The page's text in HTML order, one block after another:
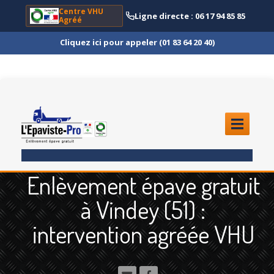
Centre VHU
Agréé
Ligne directe : 06 17 94 85 85
Cliquez ici pour appeler (01 83 64 20 40)
ENLÈVEMENTÉPAVE
Quoi ?
Scooteret Moto
Camion
et Poids Lourd
Enlèvement épave gratuit
à Vindey (51) :
intervention agréée VHU